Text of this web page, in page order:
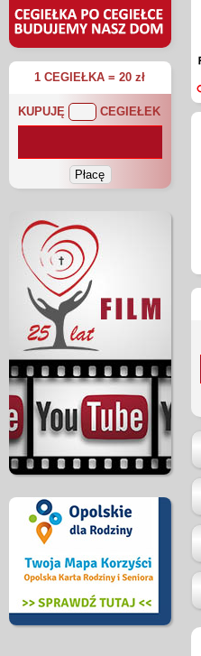
1 CEGIEŁKA = 20 zł
KUPUJĘ CEGIEŁEK